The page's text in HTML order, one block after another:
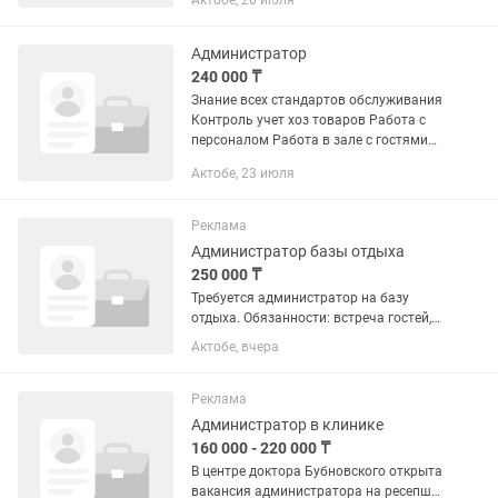
Администратор
240 000 ₸
Знание всех стандартов обслуживания
Контроль учет хоз товаров Работа с
персоналом Работа в зале с гостями
общепите на позиции админа График
Актобе, 23 июля
Реклама
Администратор базы отдыха
250 000 ₸
Требуется администратор на базу
отдыха. Обязанности: встреча гостей,
прием наличных и безналичных
платежей, руководство персоналом
бронирование мест. Требования:...
Актобе, вчера
Реклама
Администратор в клинике
160 000 - 220 000 ₸
В центре доктора Бубновского открыта
вакансия администратора на ресепшн.